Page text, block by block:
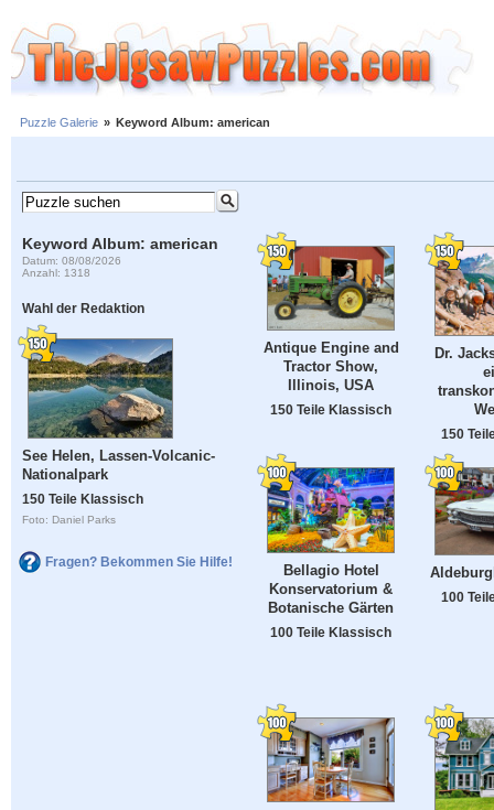
Puzzle Galerie » Keyword Album: american
Keyword Album: american
Datum: 08/08/2026
Anzahl: 1318
Wahl der Redaktion
See Helen, Lassen-Volcanic-
Nationalpark
150 Teile Klassisch
Foto: Daniel Parks
Fragen? Bekommen Sie Hilfe!
Antique Engine and
Tractor Show,
Illinois, USA
150 Teile Klassisch
Dr.
150
Bellagio Hotel
Konservatorium &
Botanische Gärten
100 Teile Klassisch
100